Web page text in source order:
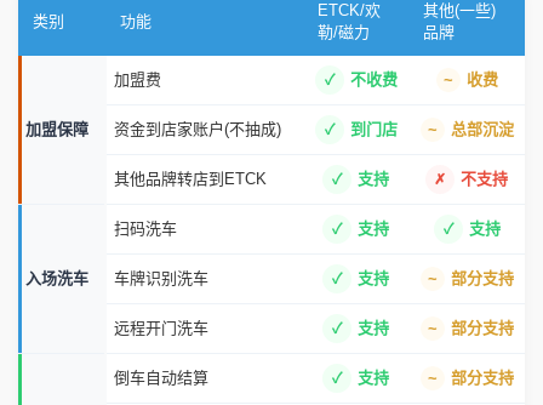
不收费
资金到店家账户(不抽成) 到门店 总部沉淀
其他品牌转店到ETCK 支持 不支持
扫码洗车 支持 支持
车牌识别洗车 支持 部分支持
远程开门洗车 支持 部分支持
倒车自动结算 支持 部分支持
扫码结算 支持 支持